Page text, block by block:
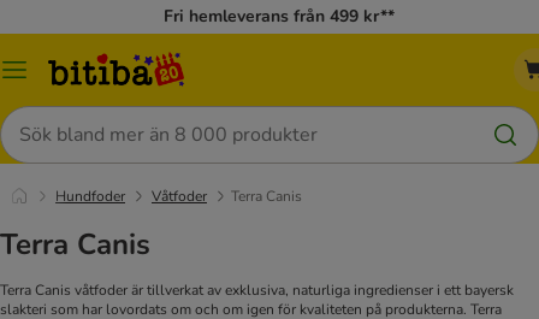
Fri hemleverans från 499 kr**
Meny
Sök
Hundfoder Våtfoder Terra Canis
Terra Canis
Terra Canis våtfoder är tillverkat av exklusiva, naturliga ingredienser i ett bayersk
slakteri som har lovordats om och om igen för kvaliteten på produkterna. Terra